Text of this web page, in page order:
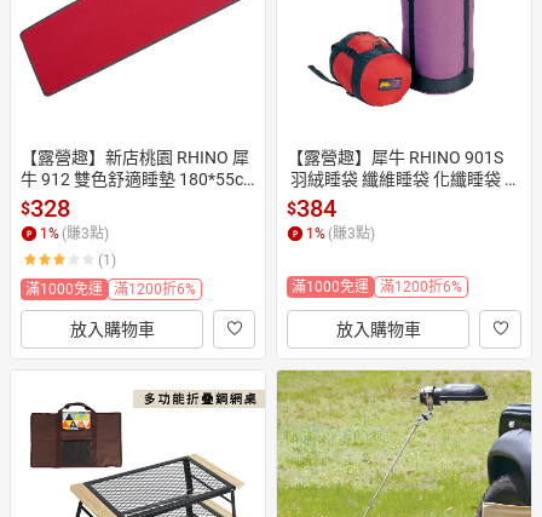
【露營趣】新店桃園 RHINO 犀
牛 912 雙色舒適睡墊 180*55c
m 泡棉 露營睡墊 有氧瑜珈 登山
睡墊
$328
1% (賺3點)
(1)
滿1000免運
滿1200折6%
放入購物車
【露營趣】犀牛 RHINO 901S
羽絨睡袋 纖維睡袋 化纖睡袋 羽
毛睡袋 羽絨衣 專用 壓縮袋 收納
袋 衣物袋
$384
1% (賺3點)
滿1000免運 滿1200折6%
放入購物車